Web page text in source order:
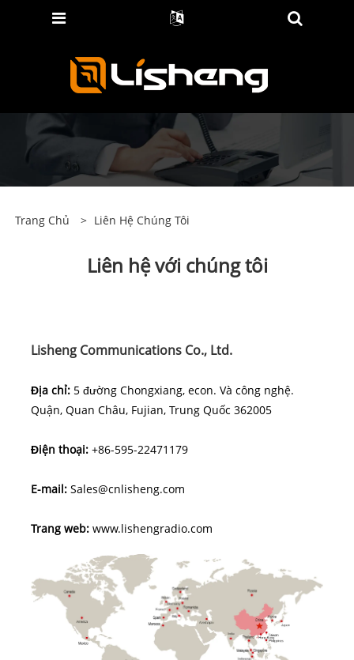
Trang Chủ > Liên Hệ Chúng Tôi
Liên hệ với chúng tôi
Lisheng Communications Co., Ltd.
Địa chỉ:5 đường Chongxiang, econ. Và công nghệ.
Quận, Quan Châu, Fujian, Trung Quốc 362005
Điện thoại: +86-595-22471179
E-mail: Sales@cnlisheng.com
Trang web: www.lishengradio.com